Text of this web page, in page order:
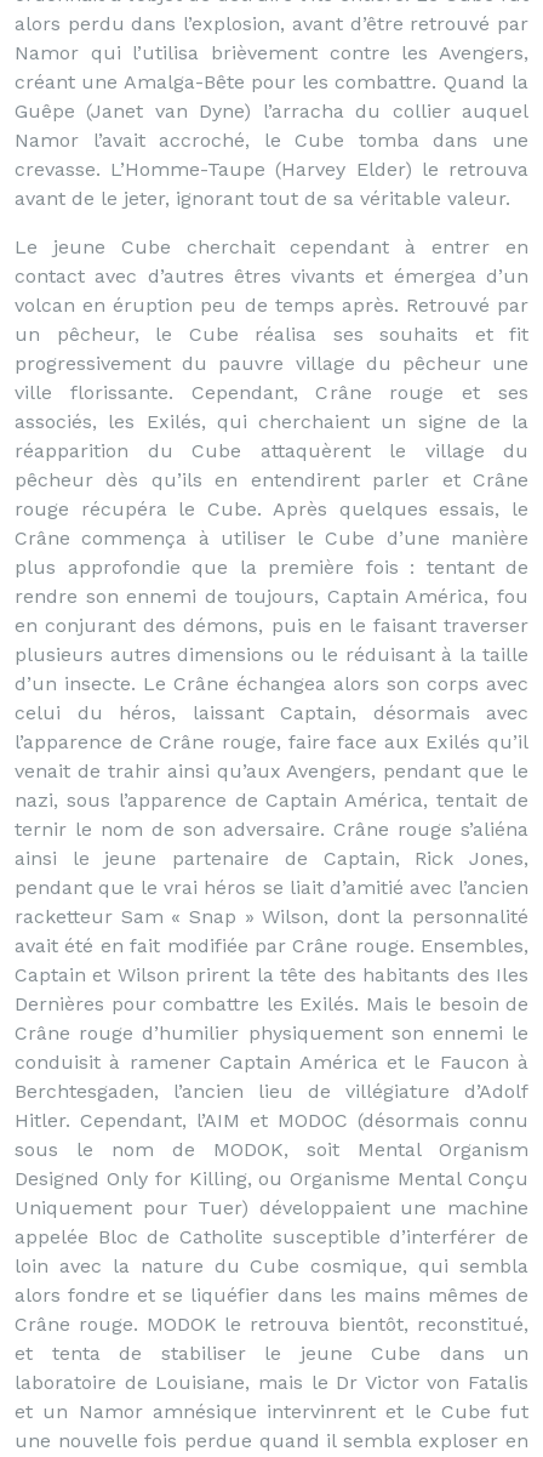
alors perdu dans l’explosion, avant d’être retrouvé par
Namor qui l’utilisa brièvement contre les Avengers,
créant une Amalga-Bête pour les combattre. Quand la
Guêpe (Janet van Dyne) l’arracha du collier auquel
Namor l’avait accroché, le Cube tomba dans une
crevasse. L’Homme-Taupe (Harvey Elder) le retrouva
avant de le jeter, ignorant tout de sa véritable valeur.
Le jeune Cube cherchait cependant à entrer en
contact avec d’autres êtres vivants et émergea d’un
volcan en éruption peu de temps après. Retrouvé par
un pêcheur, le Cube réalisa ses souhaits et fit
progressivement du pauvre village du pêcheur une
ville florissante. Cependant, Crâne rouge et ses
associés, les Exilés, qui cherchaient un signe de la
réapparition du Cube attaquèrent le village du
pêcheur dès qu’ils en entendirent parler et Crâne
rouge récupéra le Cube. Après quelques essais, le
Crâne commença à utiliser le Cube d’une manière
plus approfondie que la première fois : tentant de
rendre son ennemi de toujours, Captain América, fou
en conjurant des démons, puis en le faisant traverser
plusieurs autres dimensions ou le réduisant à la taille
d’un insecte. Le Crâne échangea alors son corps avec
celui du héros, laissant Captain, désormais avec
l’apparence de Crâne rouge, faire face aux Exilés qu’il
venait de trahir ainsi qu’aux Avengers, pendant que le
nazi, sous l’apparence de Captain América, tentait de
ternir le nom de son adversaire. Crâne rouge s’aliéna
ainsi le jeune partenaire de Captain, Rick Jones,
pendant que le vrai héros se liait d’amitié avec l’ancien
racketteur Sam « Snap » Wilson, dont la personnalité
avait été en fait modifiée par Crâne rouge. Ensembles,
Captain et Wilson prirent la tête des habitants des Iles
Dernières pour combattre les Exilés. Mais le besoin de
Crâne rouge d’humilier physiquement son ennemi le
conduisit à ramener Captain América et le Faucon à
Berchtesgaden, l’ancien lieu de villégiature d’Adolf
Hitler. Cependant, l’AIM et MODOC (désormais connu
sous le nom de MODOK, soit Mental Organism
Designed Only for Killing, ou Organisme Mental Conçu
Uniquement pour Tuer) développaient une machine
appelée Bloc de Catholite susceptible d’interférer de
loin avec la nature du Cube cosmique, qui sembla
alors fondre et se liquéfier dans les mains mêmes de
Crâne rouge. MODOK le retrouva bientôt, reconstitué,
et tenta de stabiliser le jeune Cube dans un
laboratoire de Louisiane, mais le Dr Victor von Fatalis
et un Namor amnésique intervinrent et le Cube fut
une nouvelle fois perdue quand il sembla exploser en